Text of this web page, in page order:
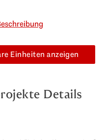
Einheiten anzeigen
Details